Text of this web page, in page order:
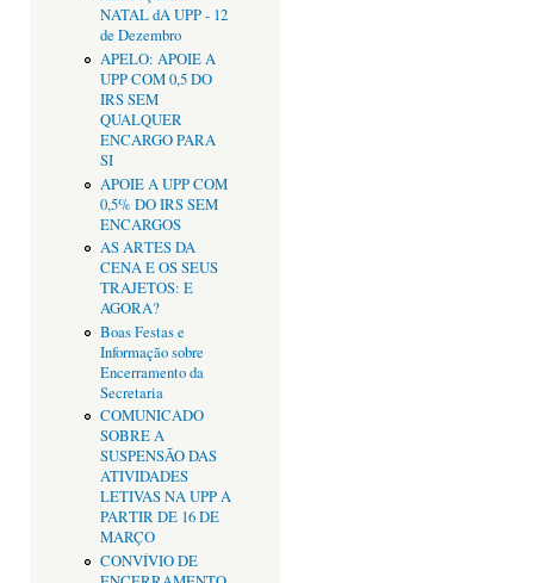
NATAL dA UPP - 12
de Dezembro
APELO: APOIE A
UPP COM 0,5 DO
IRS SEM
QUALQUER
ENCARGO PARA
SI
APOIE A UPP COM
0,5% DO IRS SEM
ENCARGOS
AS ARTES DA
CENA E OS SEUS
TRAJETOS: E
AGORA?
Boas Festas e
Informação sobre
Encerramento da
Secretaria
COMUNICADO
SOBRE A
SUSPENSÃO DAS
ATIVIDADES
LETIVAS NA UPP A
PARTIR DE 16 DE
MARÇO
CONVÍVIO DE